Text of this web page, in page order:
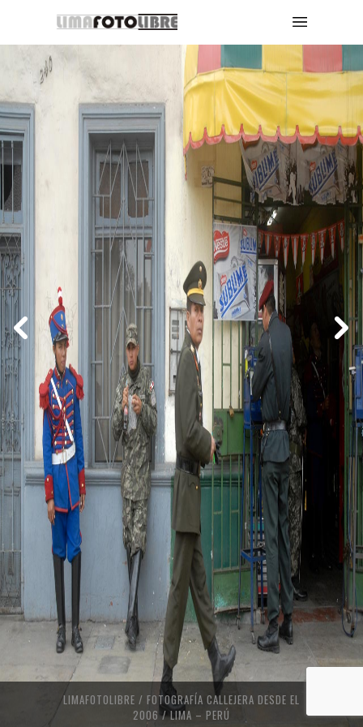
LIMAFOTOLIBRE / FOTOGRAFÍA CALLEJERA DESDE EL
2006 / LIMA – PERÚ